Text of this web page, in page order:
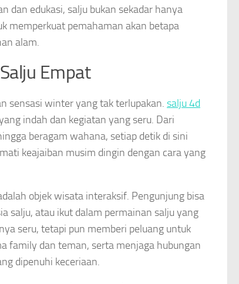
dan edukasi, salju bukan sekadar hanya
memperkuat pemahaman akan betapa
alam.
Empat
sensasi winter yang tak terlupakan. salju 4d
indah dan kegiatan yang seru. Dari
beragam wahana, setiap detik di sini
keajaiban musim dingin dengan cara yang
objek wisata interaksif. Pengunjung bisa
salju, atau ikut dalam permainan salju yang
seru, tetapi pun memberi peluang untuk
family dan teman, serta menjaga hubungan
dipenuhi keceriaan.